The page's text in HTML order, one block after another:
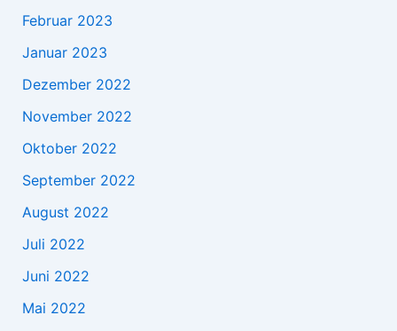
Februar 2023
Januar 2023
Dezember 2022
November 2022
Oktober 2022
September 2022
August 2022
Juli 2022
Juni 2022
Mai 2022